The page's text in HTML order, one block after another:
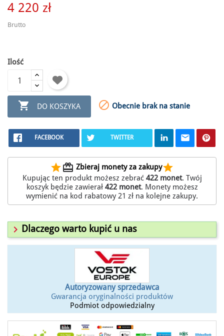
4 220 zł
Brutto
Ilość
 DO KOSZYKA  Obecnie brak na stanie
FACEBOOK TWITTER
starredeem Zbieraj monety za zakupystar
Kupując ten produkt możesz zebrać 422monet. Twój
koszyk będzie zawierał 422monet. Monety możesz
wymienić na kod rabatowy 21 zł na kolejne zakupy.
 Dlaczego warto kupić u nas
Autoryzowany sprzedawca
Gwarancja oryginalności produktów
Podmiot odpowiedzialny